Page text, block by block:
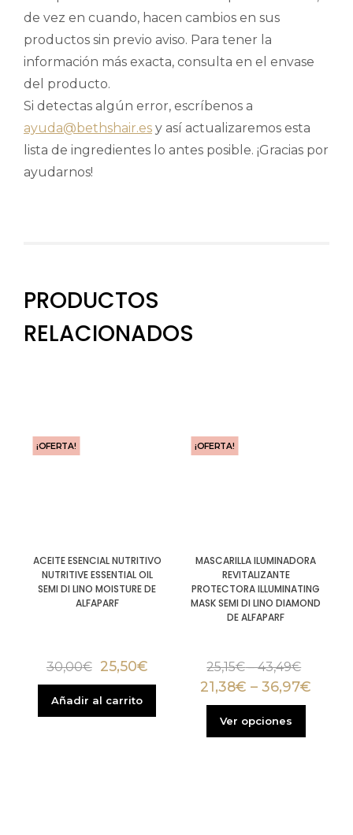
de vez en cuando, hacen cambios en sus
productos sin previo aviso. Para tener la
información más exacta, consulta en el envase
del producto.
Si detectas algún error, escríbenos a
ayuda@bethshair.es y así actualizaremos esta
lista de ingredientes lo antes posible. ¡Gracias por
ayudarnos!
PRODUCTOS
RELACIONADOS
¡OFERTA!
ACEITE ESENCIAL NUTRITIVO
NUTRITIVE ESSENTIAL OIL
SEMI DI LINO MOISTURE DE
ALFAPARF
30,00€ 25,50€
Añadir al carrito
¡OFERTA!
MASCARILLA ILUMINADORA
REVITALIZANTE
PROTECTORA ILLUMINATING
MASK SEMI DI LINO DIAMOND
DE ALFAPARF
25,15€–43,49€
21,38€ –36,97€
Ver opciones